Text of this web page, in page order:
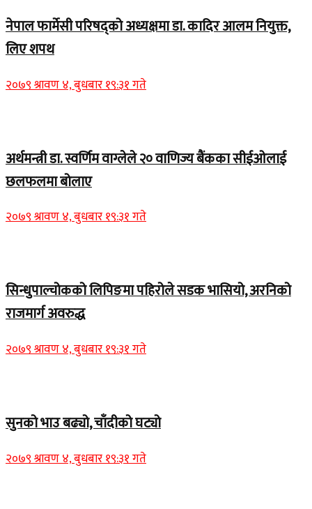
नेपाल फार्मेसी परिषद्को अध्यक्षमा डा. कादिर आलम नियुक्त,
लिए शपथ
२०७९ श्रावण ४, बुधबार १९:३१ गते
अर्थमन्त्री डा. स्वर्णिम वाग्लेले २० वाणिज्य बैंकका सीईओलाई
छलफलमा बोलाए
२०७९ श्रावण ४, बुधबार १९:३१ गते
सिन्धुपाल्चोकको लिपिङमा पहिरोले सडक भासियो, अरनिको
राजमार्ग अवरुद्ध
२०७९ श्रावण ४, बुधबार १९:३१ गते
सुनको भाउ बढ्यो, चाँदीको घट्यो
२०७९ श्रावण ४, बुधबार १९:३१ गते